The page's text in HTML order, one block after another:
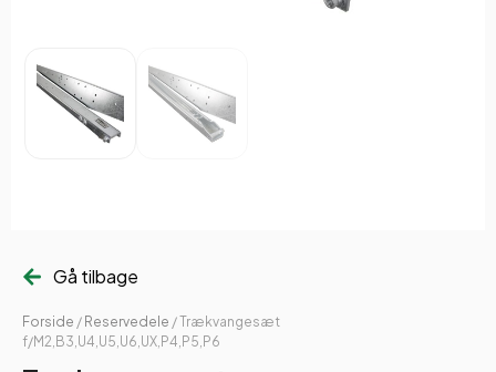
Gå tilbage
Forside / Reservedele / Trækvangesæt
f/M2,B3,U4,U5,U6,UX,P4,P5,P6